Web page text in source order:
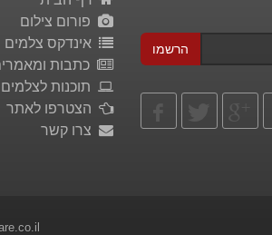
פורום צילום
אינדקס צלמים
כתבות
תוכנות לצלמים
הצטרפו לאתר
צרו קשר
הרשמו